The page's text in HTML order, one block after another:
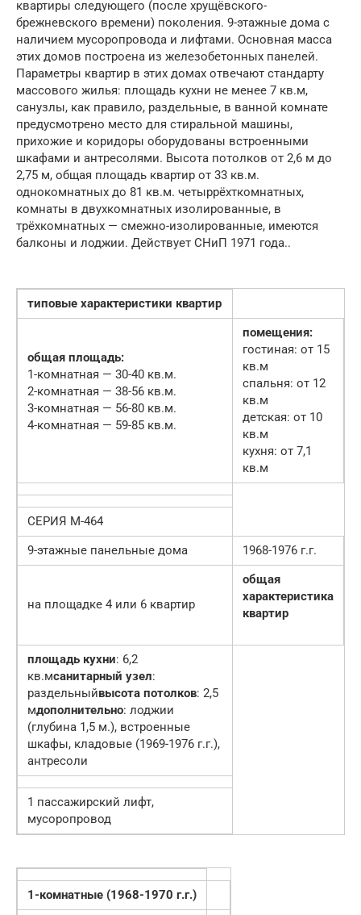
квартиры следующего (после хрущёвского-
брежневского времени) поколения. 9-этажные дома с
наличием мусоропровода и лифтами. Основная масса
этих домов построена из железобетонных панелей.
Параметры квартир в этих домах отвечают стандарту
массового жилья: площадь кухни не менее 7 кв.м,
санузлы, как правило, раздельные, в ванной комнате
предусмотрено место для стиральной машины,
прихожие и коридоры оборудованы встроенными
шкафами и антресолями. Высота потолков от 2,6 м до
2,75 м, общая площадь квартир от 33 кв.м.
однокомнатных до 81 кв.м. четыррёхткомнатных,
комнаты в двухкомнатных изолированные, в
трёхкомнатных — смежно-изолированные, имеются
балконы и лоджии. Действует СНиП 1971 года..
типовые характеристики квартир
общая площадь:
1-комнатная — 30-40 кв.м.
2-комнатная — 38-56 кв.м.
3-комнатная — 56-80 кв.м.
4-комнатная — 59-85 кв.м.
помещения:
гостиная: от 15
кв.м
спальня: от 12
кв.м
детская: от 10
кв.м
кухня: от 7,1
кв.м
СЕРИЯ М-464
9-этажные панельные дома
1968-1976 г.г.
на площадке 4 или 6 квартир
общая
характеристика
квартир
площадь кухни: 6,2
кв.мсанитарный узел:
раздельныйвысота потолков: 2,5
мдополнительно: лоджии
(глубина 1,5 м.), встроенные
шкафы, кладовые (1969-1976 г.г.),
антресоли
1 пассажирский лифт,
мусоропровод
1-комнатные (1968-1970 г.г.)